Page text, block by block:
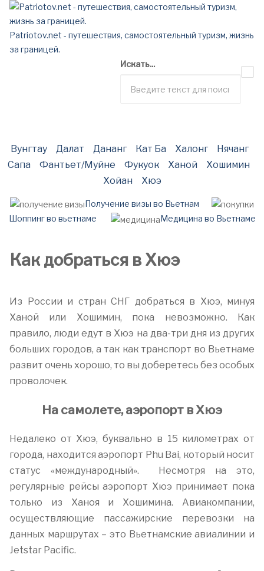
Patriotov.net - путешествия, самостоятельный туризм, жизнь
за границей.
Искать...
Вунгтау Далат Дананг Кат Ба Халонг
Нячанг
Сапа
Фантьет/Муйне Фукуок Ханой
Хошимин
Хойан
Хюэ
Получение визы во Вьетнам
Шоппинг во вьетнаме
Медицина во Вьетнаме
Как добраться в Хюэ
Из России и стран СНГ добраться в Хюэ, минуя
Ханой или Хошимин, пока невозможно. Как
правило, люди едут в Хюэ на два-три дня из других
больших городов, а так как транспорт во Вьетнаме
развит очень хорошо, то вы доберетесь без особых
проволочек.
На самолете, аэропорт в Хюэ
Недалеко от Хюэ, буквально в 15 километрах от
города, находится аэропорт Phu Bai, который носит
статус «международный». Несмотря на это,
регулярные рейсы аэропорт Хюэ принимает пока
только из Ханоя и Хошимина. Авиакомпании,
осуществляющие пассажирские перевозки на
данных маршрутах – это Вьетнамские авиалинии и
Jetstar Pacific.